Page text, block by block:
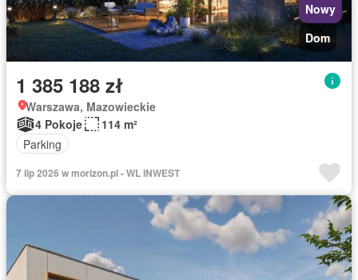
Nowy
Dom
1 385 188 zł
Warszawa, Mazowieckie
4 Pokoje
114 m²
Parking
7 lip 2026 w morizon.pl - WL INWEST